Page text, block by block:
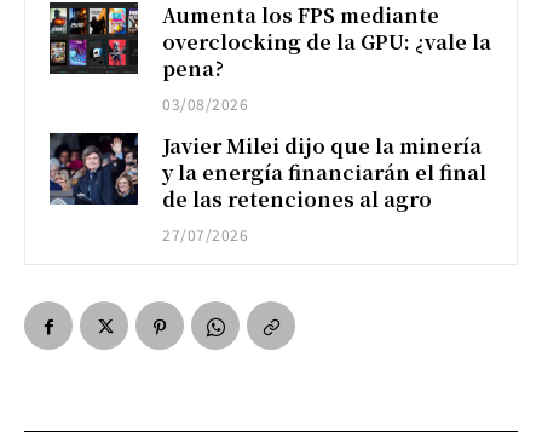
Aumenta los FPS mediante
overclocking de la GPU: ¿vale la
pena?
03/08/2026
Javier Milei dijo que la minería
y la energía financiarán el final
de las retenciones al agro
27/07/2026